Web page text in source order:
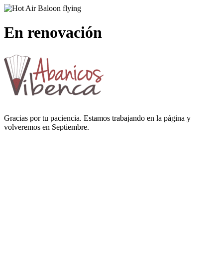
En renovación
Gracias por tu paciencia. Estamos trabajando en la página y
volveremos en Septiembre.